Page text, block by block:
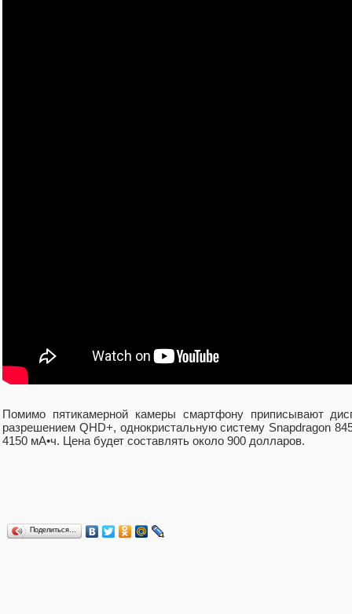
Помимо пятикамерной камеры смартфону приписывают
разрешением QHD+, однокристальную систему Snapdragon
4150 мА•ч. Цена будет составлять около 900 долларов.
Поделиться…